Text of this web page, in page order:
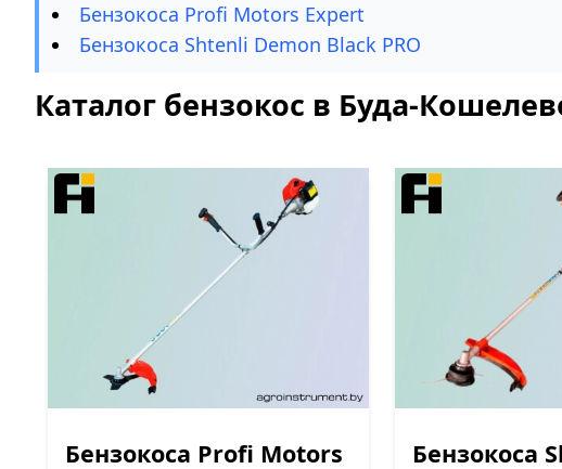
Бензокоса Profi Motors Expert
Бензокоса Shtenli Demon Black PRO
Каталог бензокос в Буда-
Бензокоса Profi Motors
Бензокоса